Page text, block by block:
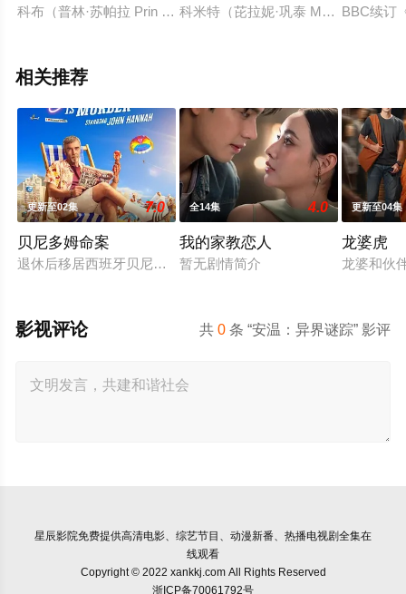
科布（普林·苏帕拉 Prin Suparat 饰）和布瓦（金伯莉·安妮·田舍
科米特（芘拉妮·巩泰 Matt BBC续订
相关推荐
更新至02集 7.0
贝尼多姆命案
退休后移居西班牙贝尼多姆经营酒吧的英国前刑警，原以为能
全14集 4.0
我的家教恋人
暂无剧情简介
更新至04集
龙婆虎
龙婆和伙
共0 条 “安温：异界谜踪” 影评
影视评论
星辰影院免费提供高清电影、综艺节目、动漫新番、热播电视剧全集在
线观看
Copyright © 2022 xankkj.com All Rights Reserved
浙ICP备70061792号